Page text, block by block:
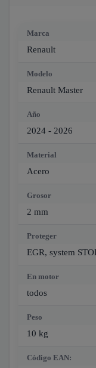
Marca
Renault
Modelo
Renault Master
Año
2024 - 2026
Material
Acero
Grosor
2 mm
Proteger
EGR, system
En motor
todos
Peso
10 kg
Código EAN: